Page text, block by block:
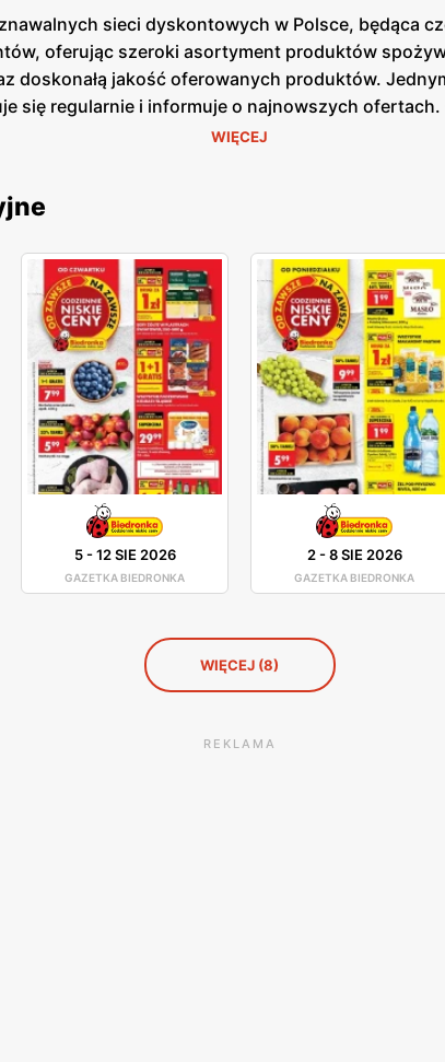
sieci dyskontowych w Polsce, będąca
oferując szeroki asortyment produktów
doskonałą jakość oferowanych produktów.
się regularnie i informuje o najnowszych ofertach.
wyprzedaże, dzięki czemu klienci mogą
Dzięki temu klienci mogą liczyć na
w całej Polsce, z ponad 3000 placówek, co
jak i mniejszych miejscowościach, co pozwala na
na zadowolenie i lojalność klientów. Biedronka
wprowadzając nowe produkty i
a każdy klient może liczyć na wyjątkowe oferty i
WIĘCEJ
5-12 SIE 2026
GAZETKA BIEDRONKA
2-8 SIE 2026
GAZETKA BIEDRONKA
WIĘCEJ (8)
REKLAMA